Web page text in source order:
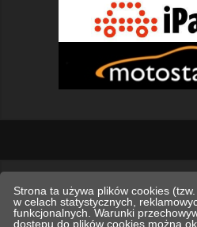
Strona ta używa plików cookies
w celach statystycznych,
funkcjonalnych. Warunki
dostępu do plików cookies można
Polityka prywatności.